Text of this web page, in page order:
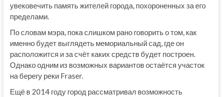
увековечить память жителей города, похороненных за его
пределами.
По словам мэра, пока слишком рано говорить о том, как
именно будет выглядеть мемориальный сад, где он
расположится и за счёт каких средств будет построен.
Однако одним из возможных вариантов остаётся участок
на берегу реки Fraser.
Ещё в 2014 году город рассматривал возможность